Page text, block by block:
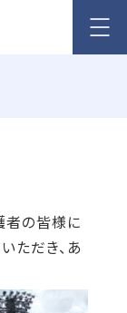
者の皆様に
ただき、あ